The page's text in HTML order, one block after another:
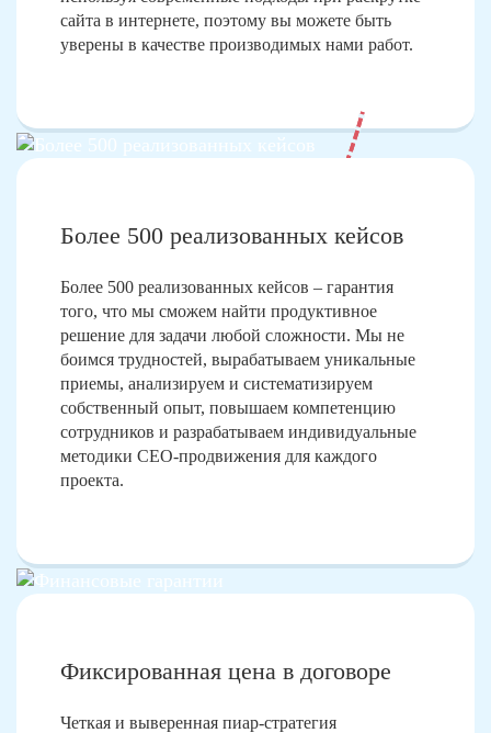
сайта в интернете, поэтому вы можете быть
уверены в качестве производимых нами работ.
Более 500 реализованных кейсов
Более 500 реализованных кейсов – гарантия
того, что мы сможем найти продуктивное
решение для задачи любой сложности. Мы не
боимся трудностей, вырабатываем уникальные
приемы, анализируем и систематизируем
собственный опыт, повышаем компетенцию
сотрудников и разрабатываем индивидуальные
методики СЕО-продвижения для каждого
проекта.
Фиксированная цена в договоре
Четкая и выверенная пиар-стратегия